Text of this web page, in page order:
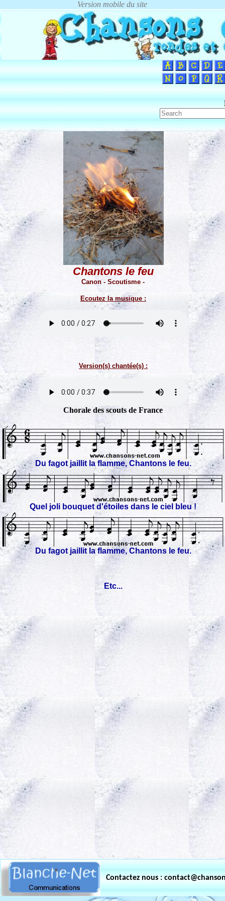
Chantons le feu
Canon - Scoutisme -
Ecoutez la musique :
Version(s) chantée(s) :
Chorale des scouts de France
Du fagot jaillit la flamme, Chantons le feu.
Quel joli bouquet d'étoiles dans le ciel bleu !
Du fagot jaillit la flamme, Chantons le feu.
Etc...
Contactez nous :